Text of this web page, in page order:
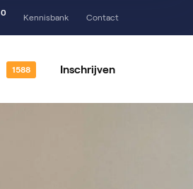
0
Kennisbank Contact
Inschrijven